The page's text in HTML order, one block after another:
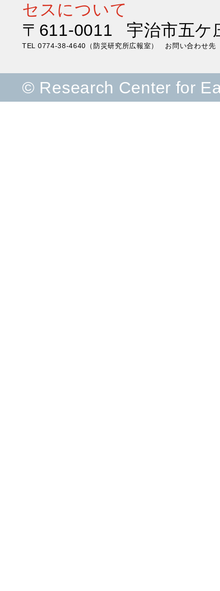
セスについて
〒611-0011 宇治市五ケ
TEL 0774-38-4640（防災研究所広報室） お問い合わせ先
© Research Center for